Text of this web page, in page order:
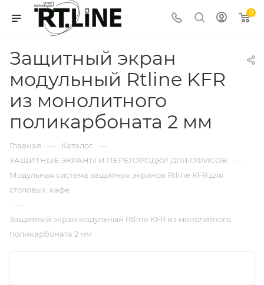
0
Защитный экран
модульный Rtline KFR
из монолитного
поликарбоната 2 мм
Главная — Каталог —
ЗАЩИТНЫЕ ЭКРАНЫ И ПЕРЕГОРОДКИ ДЛЯ ОФИСОВ —
Модульная система защитных экранов Rtline KFR для
столовых, кафе
—
Защитный экран модульный Rtline KFR из монолитного
поликарбоната 2 мм